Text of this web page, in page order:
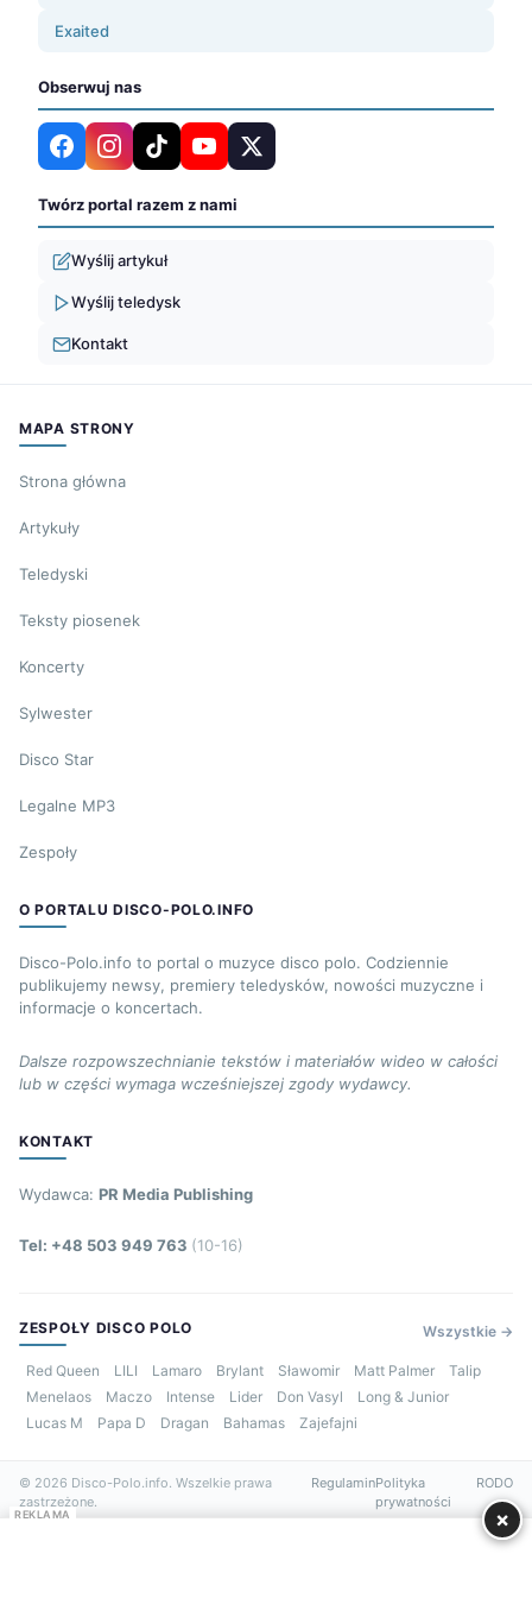
Exaited
Obserwuj nas
Twórz portal razem z nami
Wyślij artykuł
Wyślij teledysk
Kontakt
MAPA STRONY
Strona główna
Artykuły
Teledyski
Teksty piosenek
Koncerty
Sylwester
Disco Star
Legalne MP3
Zespoły
O PORTALU DISCO-POLO.INFO
Disco-Polo.info to portal o muzyce disco polo. Codziennie
publikujemy newsy, premiery teledysków, nowości muzyczne i
informacje o koncertach.
Dalsze rozpowszechnianie tekstów i materiałów wideo w całości
lub w części wymaga wcześniejszej zgody wydawcy.
KONTAKT
Wydawca: PR Media Publishing
Tel: +48 503 949 763 (10-16)
ZESPOŁY DISCO POLO Wszystkie →
Red Queen LILI Lamaro Brylant Sławomir Matt Palmer
Talip
Menelaos
Maczo Intense Lider Don Vasyl
Long & Junior
Lucas M
Papa D Dragan Bahamas Zajefajni
© 2026 Disco-Polo.info. Wszelkie prawa
zastrzeżone.
RegulaminPolityka
prywatności
RODO
REKLAMA ×